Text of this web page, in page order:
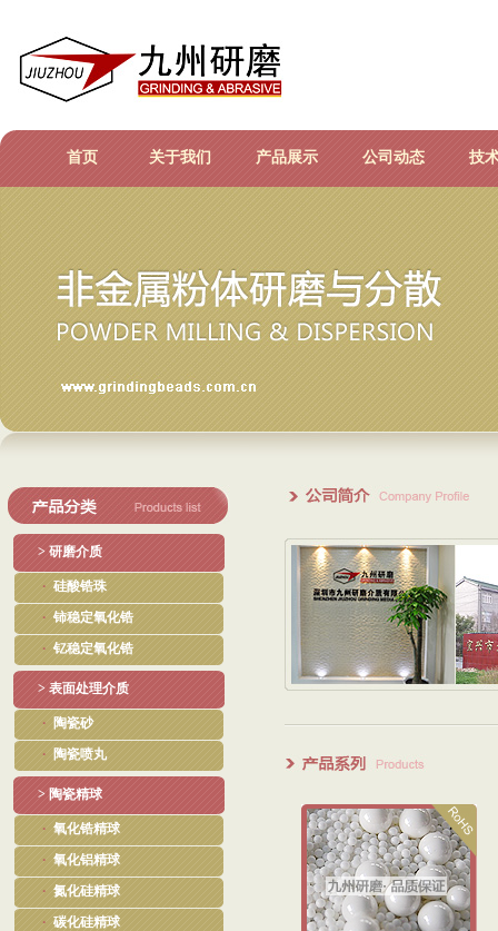
首页 关于我们 产品展示 公司动态 技
> 研磨介质
· 硅酸锆珠
·铈稳定氧化锆
·钇稳定氧化锆
> 表面处理介质
·
陶瓷砂
·
陶瓷喷丸
> 陶瓷精球
· 氧化锆精球
· 氧化铝精球
· 氮化硅精球
· 碳化硅精球